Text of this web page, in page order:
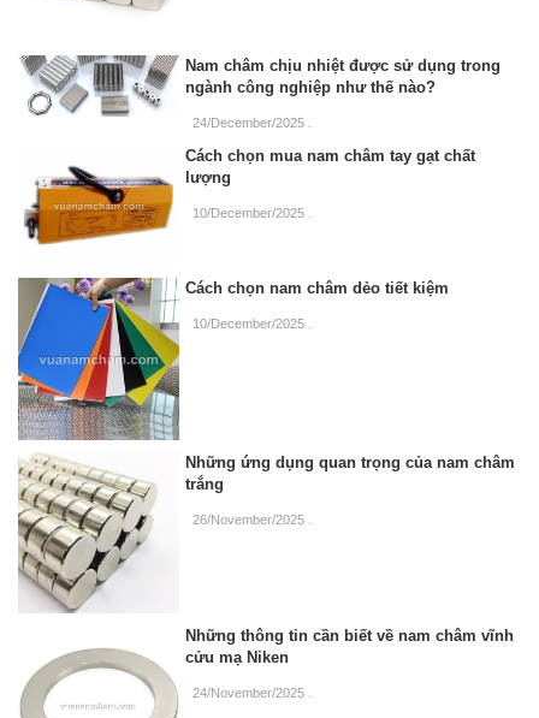
Nam châm chịu nhiệt được sử dụng trong
ngành công nghiệp như thế nào?
24/December/2025
Cách chọn mua nam châm tay gạt chất
lượng
10/December/2025
Cách chọn nam châm dẻo tiết kiệm
10/December/2025
Những ứng dụng quan trọng của nam châm
trắng
26/November/2025
Những thông tin cần biết về nam châm vĩnh
cửu mạ Niken
24/November/2025